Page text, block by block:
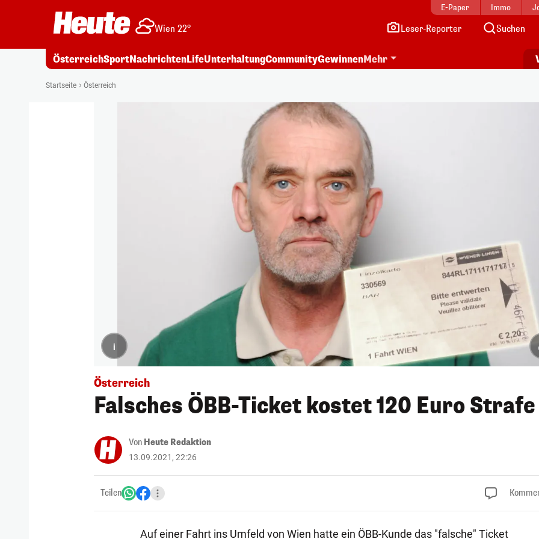
E-Paper Immo
Wien 22° Leser-Reporter Suchen
ÖsterreichSportNachrichtenLifeUnterhaltungCommunityGewinnenMehr
Startseite Österreich
i
Österreich
Falsches ÖBB-Ticket kostet 120 Euro Strafe
Von Heute Redaktion
13.09.2021, 22:26
Teilen
Auf einer Fahrt ins Umfeld von Wien hatte ein ÖBB-Kunde das "falsche" Ticket